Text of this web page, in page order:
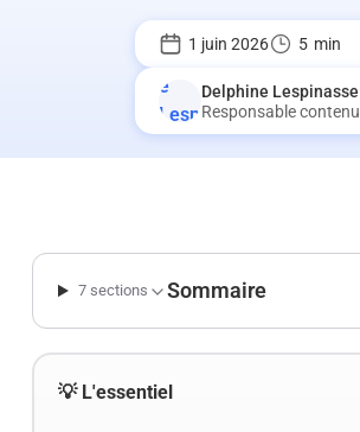
1 juin 2026 5 min
Delphine Lespinasse
Responsable contenu
7 sections Sommaire
💡 L'essentiel